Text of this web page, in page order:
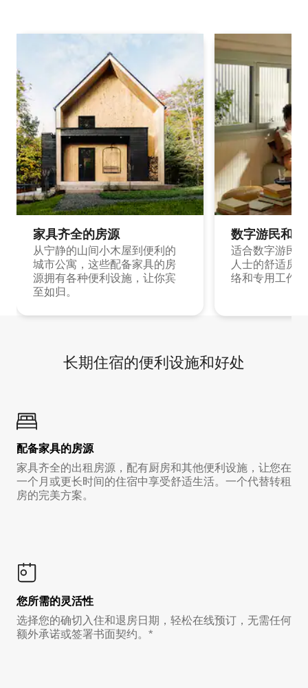
家具齐全的房源
从宁静的山间小木屋到便利的
城市公寓，这些配备家具的房
源拥有各种便利设施，让你宾
至如归。
数字游民和
适合数字游民
人士的舒适房
络和专用工作
长期住宿的便利设施和好处
配备家具的房源
家具齐全的出租房源，配有厨房和其他便利设施，让您在
一个月或更长时间的住宿中享受舒适生活。一个代替转租
房的完美方案。
您所需的灵活性
选择您的确切入住和退房日期，轻松在线预订，无需任何
额外承诺或签署书面契约。*